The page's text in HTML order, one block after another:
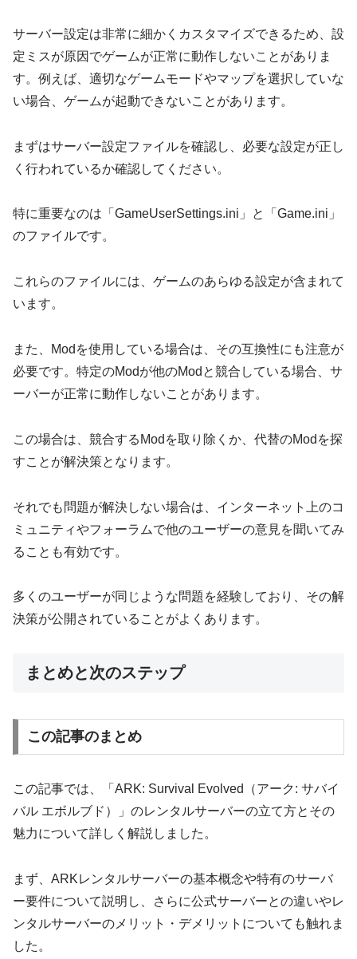
サーバー設定は非常に細かくカスタマイズできるため、設
定ミスが原因でゲームが正常に動作しないことがありま
す。例えば、適切なゲームモードやマップを選択していな
い場合、ゲームが起動できないことがあります。
まずはサーバー設定ファイルを確認し、必要な設定が正し
く行われているか確認してください。
特に重要なのは「GameUserSettings.ini」と「Game.ini」
のファイルです。
これらのファイルには、ゲームのあらゆる設定が含まれて
います。
また、Modを使用している場合は、その互換性にも注意が
必要です。特定のModが他のModと競合している場合、サ
ーバーが正常に動作しないことがあります。
この場合は、競合するModを取り除くか、代替のModを探
すことが解決策となります。
それでも問題が解決しない場合は、インターネット上のコ
ミュニティやフォーラムで他のユーザーの意見を聞いてみ
ることも有効です。
多くのユーザーが同じような問題を経験しており、その解
決策が公開されていることがよくあります。
まとめと次のステップ
この記事のまとめ
この記事では、「ARK: Survival Evolved（アーク: サバイ
バル エボルブド）」のレンタルサーバーの立て方とその
魅力について詳しく解説しました。
まず、ARKレンタルサーバーの基本概念や特有のサーバ
ー要件について説明し、さらに公式サーバーとの違いやレ
ンタルサーバーのメリット・デメリットについても触れま
した。